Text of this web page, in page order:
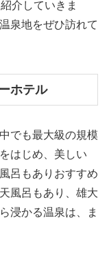
介していきま
泉地をぜひ訪れて
ホテル
でも最大級の規模
はじめ、美しい
呂もありおすすめ
風呂もあり、雄大
浸かる温泉は、ま